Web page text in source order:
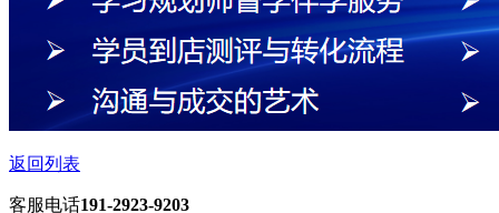
返回列表
客服电话191-2923-9203